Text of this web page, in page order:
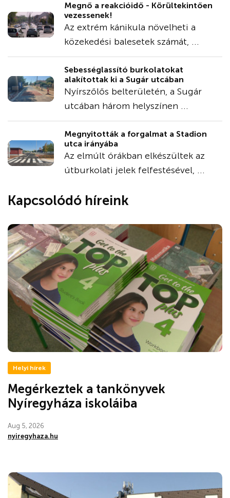
Megnő a reakcióidő - Körültekintően
vezessenek!
Az extrém kánikula növelheti a
közekedési balesetek számát, ...
Sebességlassító burkolatokat
alakítottak ki a Sugár utcában
Nyírszőlős belterületén, a Sugár
utcában három helyszínen ...
Megnyitották a forgalmat a Stadion
utca irányába
Az elmúlt órákban elkészültek az
útburkolati jelek felfestésével, ...
Kapcsolódó híreink
Helyi hírek
Megérkeztek a tankönyvek
Nyíregyháza iskoláiba
Aug 5, 2026
nyiregyhaza.hu